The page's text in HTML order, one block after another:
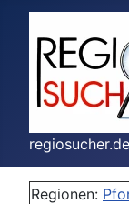
Regionen: